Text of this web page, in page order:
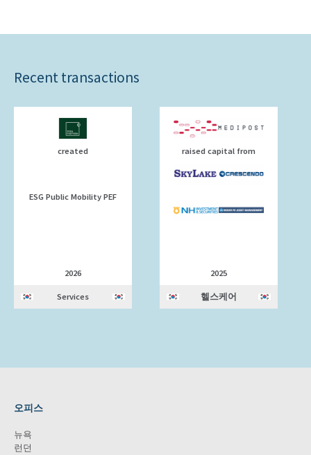
Recent transactions
created
ESG Public Mobility PEF
2026
Services
raised capital from
2025
헬스케어
오피스
뉴욕
런던